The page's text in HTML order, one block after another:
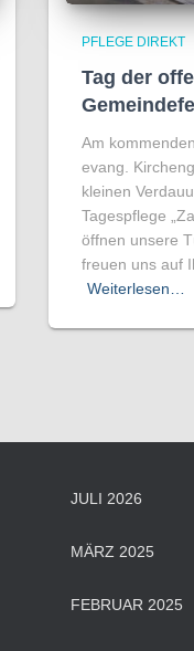
PFLEGE DIREKT
Tag der
Am
evang.
kleinen
Tagespflege
öffnen unsere
freuen uns auf
Weiterlesen…
JULI 2026
MÄRZ 2025
FEBRUAR 2025